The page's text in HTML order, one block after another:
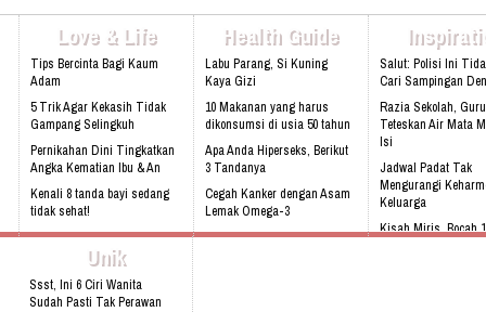
www.athinadolls.com We Bring
To All Children !! Cinta Batik
Ku Indonesia !! Klik Di Sini Untuk
Website Kami
Love & Life
Tips Bercinta Bagi Kaum
Adam
5 Trik Agar Kekasih Tidak
Gampang Selingkuh
Pernikahan Dini Tingkatkan
Angka Kematian Ibu & An
Kenali 8 tanda bayi sedang
tidak sehat!
Fakta Unik Cinta
Berdasarkan Golongan
Health Guide
Labu Parang, Si Kuning
Kaya Gizi
10 Makanan yang harus
dikonsumsi di usia 50 tahun
Apa Anda Hiperseks, Berikut
3 Tandanya
Cegah Kanker dengan Asam
Lemak Omega-3
Bahaya Mendengkur
Salut: Polisi Ini
Cari Sampingan
Razia Sekolah, Guru
Teteskan Air Mata
Isi
Jadwal Padat Tak
Mengurangi
Keluarga
Kisah Miris, Bocah
Unik
Ssst, Ini 6 Ciri Wanita
Sudah Pasti Tak Perawan